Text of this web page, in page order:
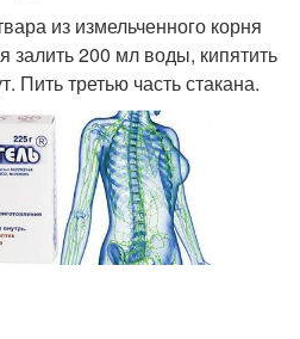
из измельченного корня
залить 200 мл воды, кипятить
Пить третью часть стакана.